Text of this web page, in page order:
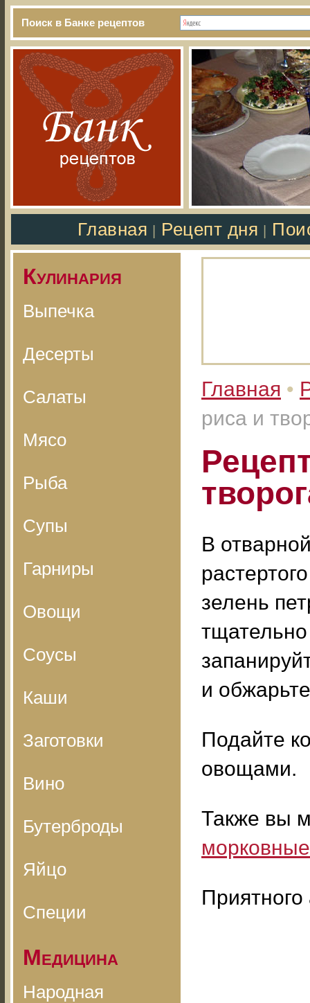
Поиск в Банке рецептов
Главная Рецепт дня
Кулинария
Выпечка
Десерты
Салаты
Мясо
Рыба
Супы
Гарниры
Овощи
Соусы
Каши
Заготовки
Вино
Бутерброды
Яйцо
Специи
Медицина
Народная
Главная •
риса и
В
зелень
и
Подайте
овощами.
Также вы
Приятного